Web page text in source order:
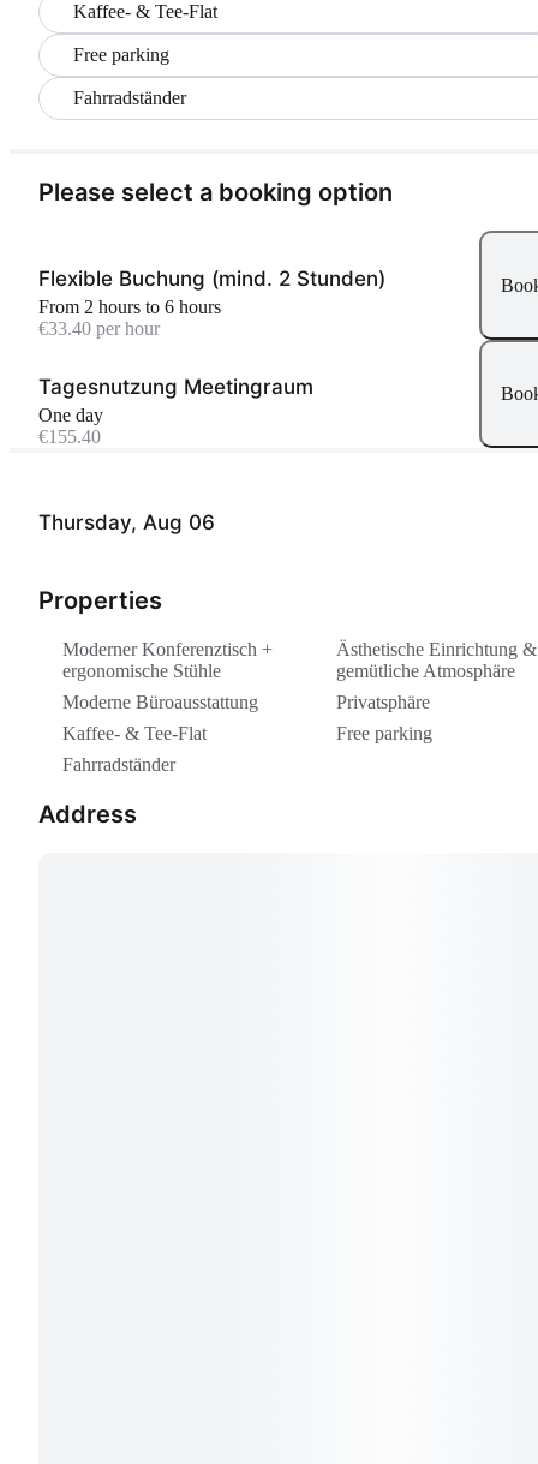
Kaffee- & Tee-Flat
Free parking
Fahrradständer
Thursday, Aug 06
Properties
Moderner Konferenztisch +
ergonomische Stühle
Ästhetische Einrichtung &
gemütliche Atmosphäre
Moderne Büroausstattung
Privatsphäre
Kaffee- & Tee-Flat
Free parking
Fahrradständer
Address
Please select a booking option
Flexible Buchung (mind. 2 Stunden)
From 2 hours to 6 hours
€33.40 per hour
Tagesnutzung Meetingraum
One day
€155.40